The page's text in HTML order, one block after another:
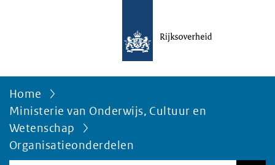
Home
Ministerie van Onderwijs, Cultuur en
Wetenschap
Organisatieonderdelen